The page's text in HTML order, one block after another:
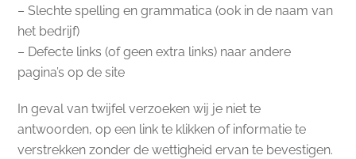
– Slechte spelling en grammatica (ook in de naam van
het bedrijf)
– Defecte links (of geen extra links) naar andere
pagina’s op de site
In geval van twijfel verzoeken wij je niet te
antwoorden, op een link te klikken of informatie te
verstrekken zonder de wettigheid ervan te bevestigen.